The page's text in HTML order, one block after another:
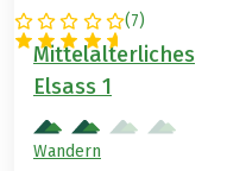
(7)
FRANKREICH
Mittelalterliches
Elsass 1
Wandern